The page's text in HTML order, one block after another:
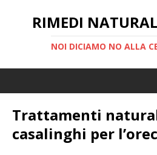
RIMEDI
NOI DICIAMO NO ALLA
Trattamenti
casalinghi per